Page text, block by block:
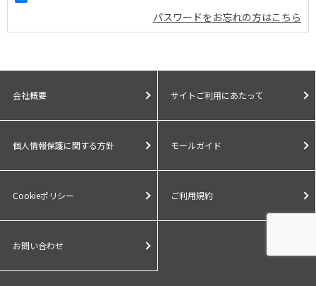
パスワードをお忘れの方はこちら
会社概要 サイトご利用にあたって
個人情報保護に関する方針 モールガイド
Cookieポリシー ご利用規約
お問い合わせ